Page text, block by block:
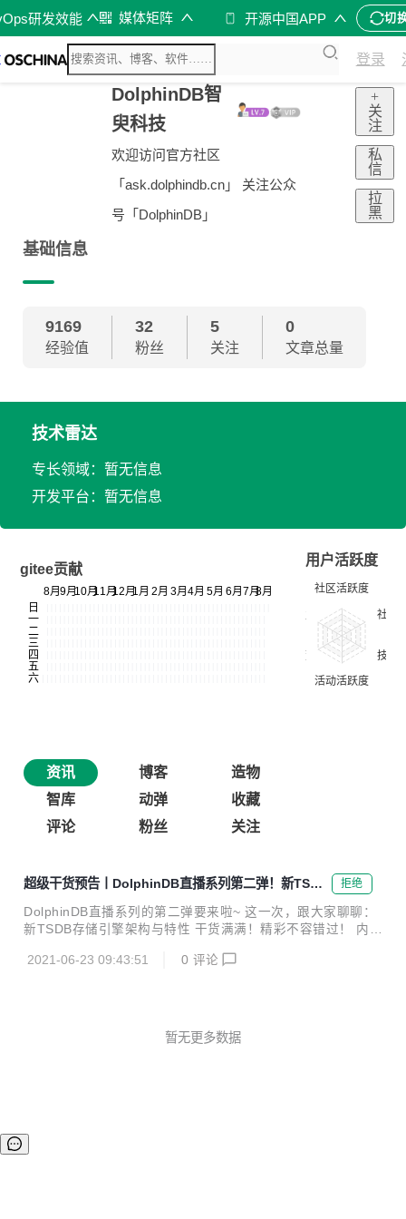
研发效能 媒体矩阵 开源中国APP 切
登录
DolphinDB智
臾科技
欢迎访问官方社区
「ask.dolphindb.cn」 关注公众
号「DolphinDB」
+
关
注
私
信
拉
黑
基础信息
9169
经验值
32
粉丝
5
关注
0
文章总量
技术雷达
专长领域：暂无信息
开发平台：暂无信息
gitee贡献
用户活跃度
资讯 博客
造物
智库
动弹
收藏
评论
粉丝 关注
超级干货预告丨DolphinDB直播系列第二弹！新TSDB
存储引擎架构与特性
拒绝
DolphinDB直播系列的第二弹要来啦~ 这一次，跟大家聊聊：
新TSDB存储引擎架构与特性 干货满满！精彩不容错过！ 内容
普及，TSDB面对的应用场景也越来越复杂。写数据时，既要
的数据，也能快速完成对全量（或大量）时间线一段时间内的
2021-06-23 09:43:51 0 评论
暂无更多数据